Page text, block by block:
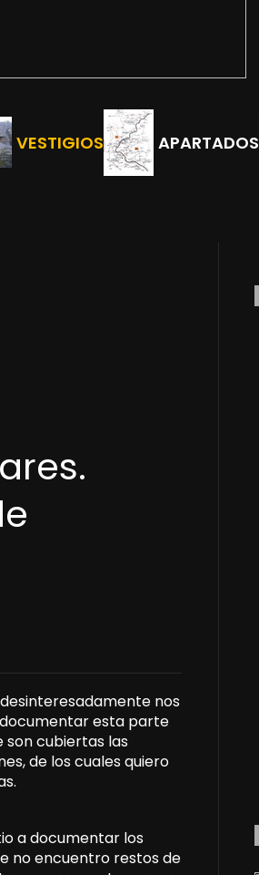
VESTIGIOS APARTADOS
nos
esta parte
cubiertas las
de los cuales quiero
a documentar los
no encuentro restos de